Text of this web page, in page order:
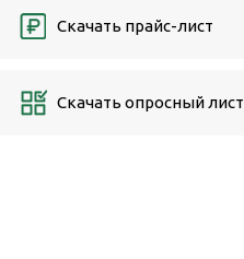
Скачать прайс-лист
Скачать опросный лист